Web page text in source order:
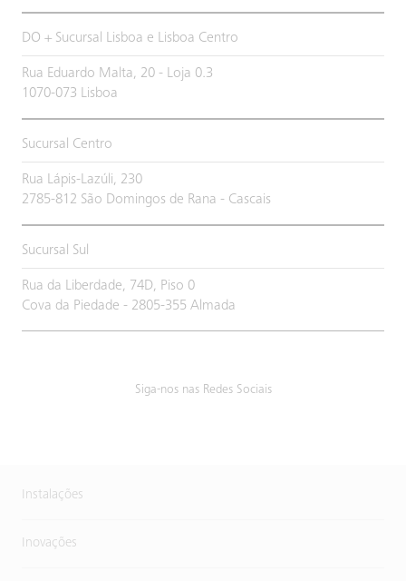
DO + Sucursal Lisboa e Lisboa Centro
Rua Eduardo Malta, 20 - Loja 0.3
1070-073 Lisboa
Sucursal Centro
Rua Lápis-Lazúli, 230
2785-812 São Domingos de Rana - Cascais
Sucursal Sul
Rua da Liberdade, 74D, Piso 0
Cova da Piedade - 2805-355 Almada
Siga-nos nas Redes Sociais
Instalações
Inovações